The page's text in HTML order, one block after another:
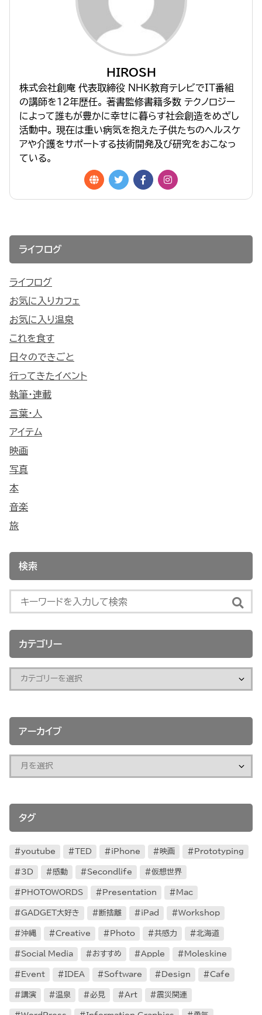
HIROSH
株式会社創庵 代表取締役 NHK教育テレビでIT番組
の講師を１２年歴任。 著書監修書籍多数 テクノロジー
によって誰もが豊かに幸せに暮らす社会創造をめざし
活動中。 現在は重い病気を抱えた子供たちのヘルスケ
アや介護をサポートする技術開発及び研究をおこなっ
ている。
ライフログ
ライフログ
お気に入りカフェ
お気に入り温泉
これを食す
日々のできごと
行ってきたイベント
執筆・連載
言葉・人
アイテム
映画
写真
本
音楽
旅
検索
カテゴリー
アーカイブ
タグ
youtube TED iPhone 映画 Prototyping
3D 感動 Secondlife 仮想世界
PHOTOWORDS Presentation Mac
GADGET大好き 断捨離 iPad Workshop
沖縄 Creative Photo 共感力 北海道
Social Media おすすめ Apple Moleskine
Event IDEA Software Design Cafe
講演 温泉 必見 Art 震災関連